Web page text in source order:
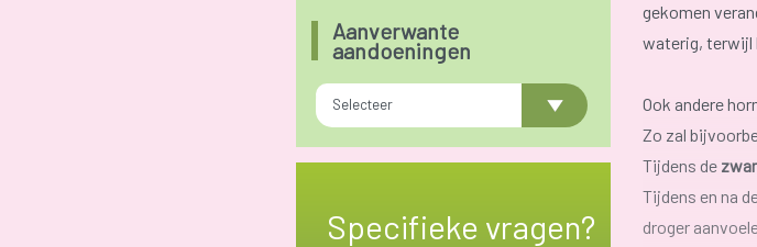
Aanverwante
aandoeningen
Selecteer
Specifieke vragen?
gekomen
waterig, terwijl
Ook andere
Zo zal
Tijdens de
Tijdens en na
droger